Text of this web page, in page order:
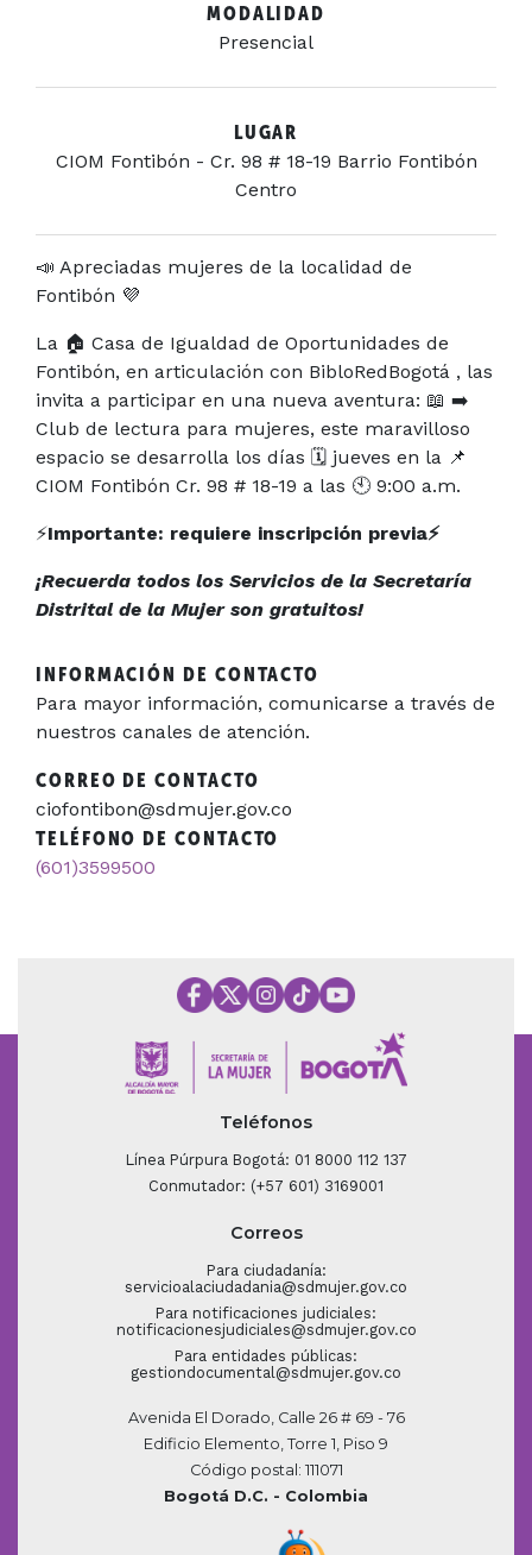
MODALIDAD
Presencial
LUGAR
CIOM Fontibón - Cr. 98 # 18-19 Barrio Fontibón
Centro
📣 Apreciadas mujeres de la localidad de
Fontibón 💜
La 🏠 Casa de Igualdad de Oportunidades de
Fontibón, en articulación con BibloRedBogotá , las
invita a participar en una nueva aventura: 📖 ➡️
Club de lectura para mujeres, este maravilloso
espacio se desarrolla los días 🗓️ jueves en la 📌
CIOM Fontibón Cr. 98 # 18-19 a las 🕙 9:00 a.m.
⚡Importante: requiere inscripción previa⚡
¡Recuerda todos los Servicios de la Secretaría
Distrital de la Mujer son gratuitos!
INFORMACIÓN DE CONTACTO
Para mayor información, comunicarse a través de
nuestros canales de atención.
CORREO DE CONTACTO
ciofontibon@sdmujer.gov.co
TELÉFONO DE CONTACTO
(601)3599500
Teléfonos
Línea Púrpura Bogotá: 01 8000 112 137
Conmutador: (+57 601) 3169001
Correos
Para ciudadanía:
servicioalaciudadania@sdmujer.gov.co
Para notificaciones judiciales:
notificacionesjudiciales@sdmujer.gov.co
Para entidades públicas:
gestiondocumental@sdmujer.gov.co
Avenida El Dorado, Calle 26 # 69 - 76
Edificio Elemento, Torre 1, Piso 9
Código postal: 111071
Bogotá D.C. - Colombia